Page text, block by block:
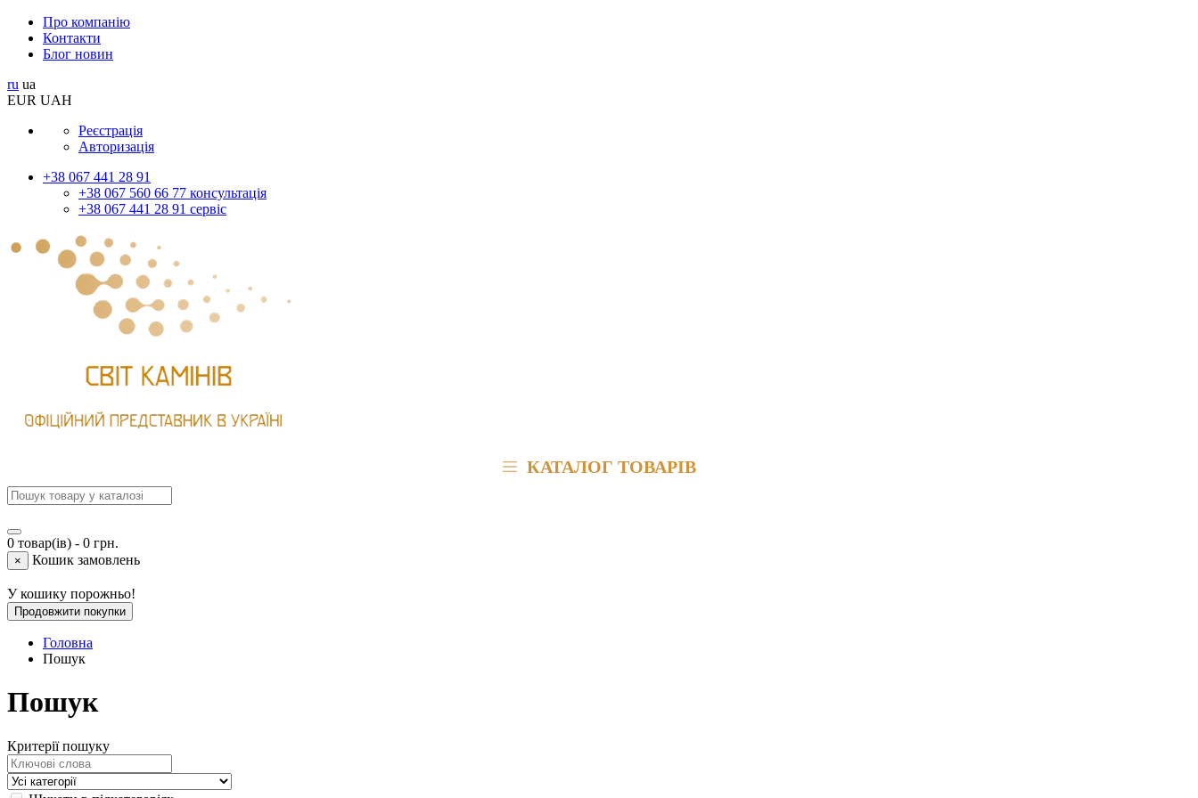
Про компанію
Контакти
Блог новин
ru ua
EUR UAH
Реєстрація
Авторизація
+38 067 441 28 91
+38 067 560 66 77 консультація
+38 067 441 28 91 сервіс
КАТАЛОГ ТОВАРІВ
0 товар(ів) - 0 грн.
× Кошик замовлень
У кошику порожньо!
Продовжити покупки
Головна
Пошук
Пошук
Критерії пошуку